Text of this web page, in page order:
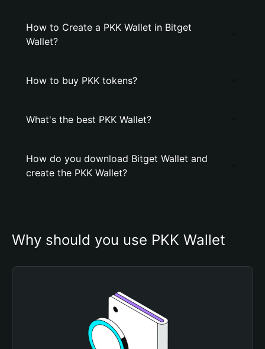
How to Create a PKK Wallet in Bitget
Wallet?
How to buy PKK tokens?
What's the best PKK Wallet?
How do you download Bitget Wallet and
create the PKK Wallet?
Why should you use PKK Wallet